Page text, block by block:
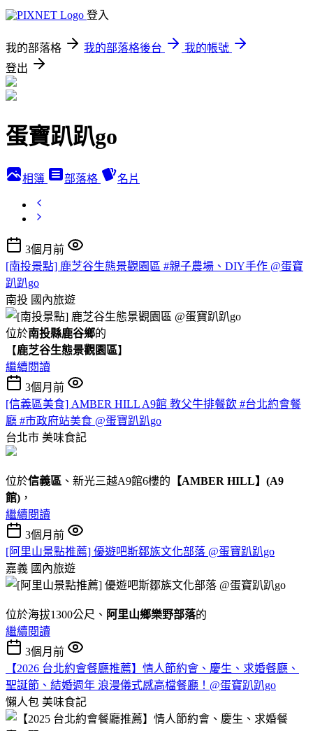
登入
我的部落格 我的部落格後台
我的帳號
登出
蛋寶趴趴go
相簿 部落格 名片
3個月前
[南投景點] 鹿芝谷生態景觀園區 #親子農場、DIY手作 @蛋寶
趴趴go
南投 國內旅遊
位於南投縣鹿谷鄉的
【鹿芝谷生態景觀園區】
繼續閱讀
3個月前
[信義區美食] AMBER HILL A9館 教父牛排餐飲 #台北約會餐
廳 #市政府站美食 @蛋寶趴趴go
台北市 美味食記
位於信義區 、新光三越A9館6樓的 【AMBER HILL】(A9
館) ，
繼續閱讀
3個月前
[阿里山景點推薦] 優遊吧斯鄒族文化部落 @蛋寶趴趴go
嘉義 國內旅遊
位於海拔1300公尺、 阿里山鄉樂野部落的
繼續閱讀
3個月前
【2026 台北約會餐廳推薦】情人節約會、慶生、求婚餐廳、
聖誕節、結婚週年 浪漫儀式感高檔餐廳！@蛋寶趴趴go
懶人包 美味食記